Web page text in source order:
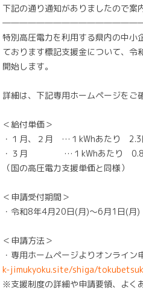
下記の通り通知がありましたので案
特別高圧電力を利用する県内の中小
ております標記支援金について、
開始します。
詳細は、下記専用ホームページをご
＜給付単価＞
・１月、２月 …１kWhあたり 2.3
・３月 …１kWhあたり 0.8
（国の高圧電力支援単価と同様）
＜申請受付期間＞
・令和8年4月20日(月)～6月1日(月)
＜申請方法＞
・専用ホームページよりオンライン
k-jimukyoku.site/shiga/
※支援制度の詳細や申請要領、よく